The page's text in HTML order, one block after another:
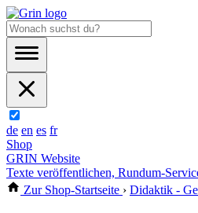
de en es fr
Shop
GRIN Website
Texte veröffentlichen, Rundum-
Zur Shop-Startseite › Didaktik -